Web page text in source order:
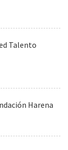
Talento
Harena